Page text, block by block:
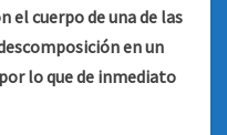
cuerpo de una de las
en un
lo que de inmediato